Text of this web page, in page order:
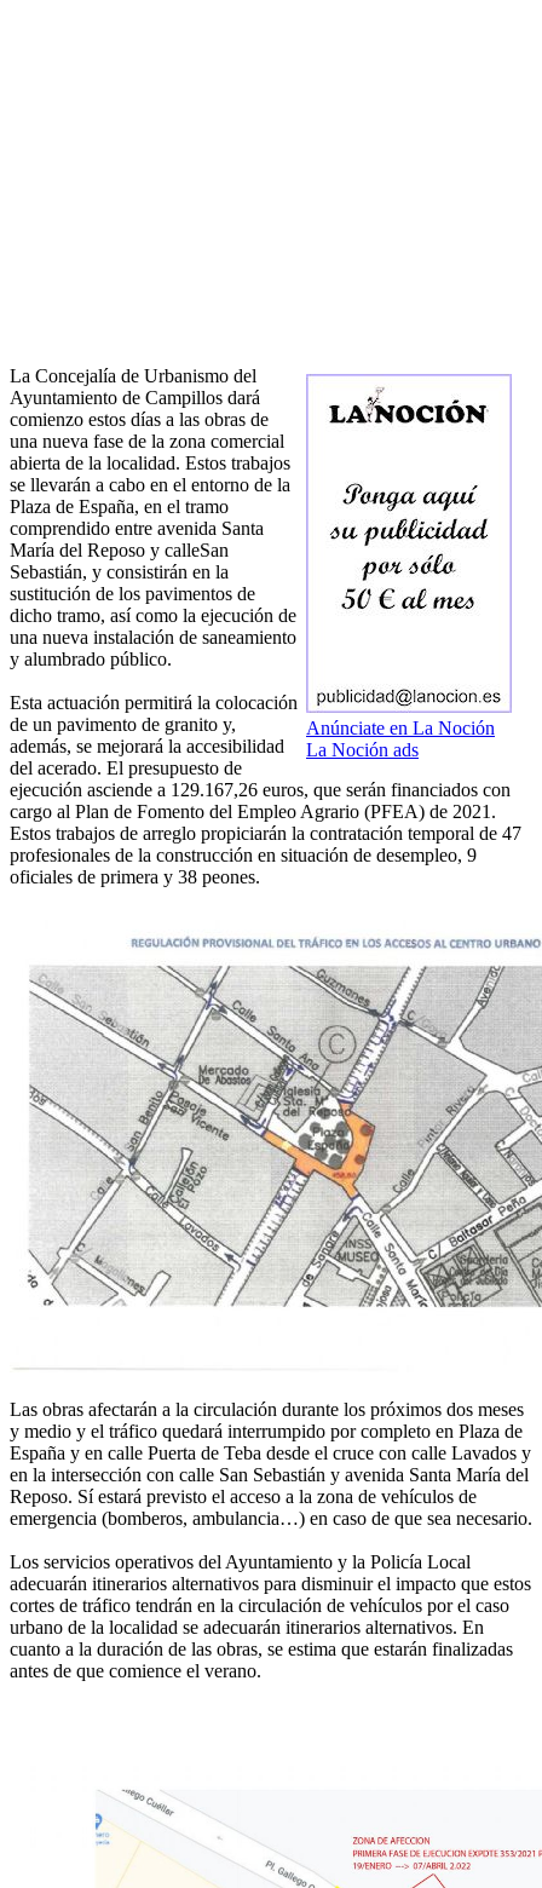
Anúnciate en La Noción
La Noción ads
La Concejalía de Urbanismo del
Ayuntamiento de Campillos dará
comienzo estos días a las obras de
una nueva fase de la zona comercial
abierta de la localidad. Estos trabajos
se llevarán a cabo en el entorno de la
Plaza de España, en el tramo
comprendido entre avenida Santa
María del Reposo y calleSan
Sebastián, y consistirán en la
sustitución de los pavimentos de
dicho tramo, así como la ejecución de
una nueva instalación de saneamiento
y alumbrado público.
Esta actuación permitirá la colocación
de un pavimento de granito y,
además, se mejorará la accesibilidad
del acerado. El presupuesto de
ejecución asciende a 129.167,26 euros, que serán financiados con
cargo al Plan de Fomento del Empleo Agrario (PFEA) de 2021.
Estos trabajos de arreglo propiciarán la contratación temporal de 47
profesionales de la construcción en situación de desempleo, 9
oficiales de primera y 38 peones.
Las obras afectarán a la circulación durante los próximos dos meses
y medio y el tráfico quedará interrumpido por completo en Plaza de
España y en calle Puerta de Teba desde el cruce con calle Lavados y
en la intersección con calle San Sebastián y avenida Santa María del
Reposo. Sí estará previsto el acceso a la zona de vehículos de
emergencia (bomberos, ambulancia…) en caso de que sea necesario.
Los servicios operativos del Ayuntamiento y la Policía Local
adecuarán itinerarios alternativos para disminuir el impacto que estos
cortes de tráfico tendrán en la circulación de vehículos por el caso
urbano de la localidad se adecuarán itinerarios alternativos. En
cuanto a la duración de las obras, se estima que estarán finalizadas
antes de que comience el verano.